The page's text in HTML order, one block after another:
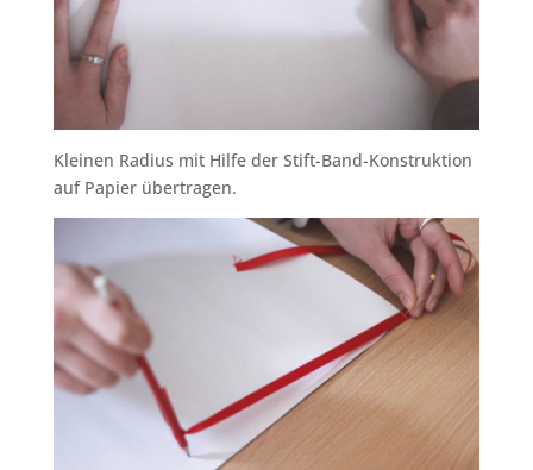
Kleinen Radius mit Hilfe der Stift-Band-Konstruktion
auf Papier übertragen.